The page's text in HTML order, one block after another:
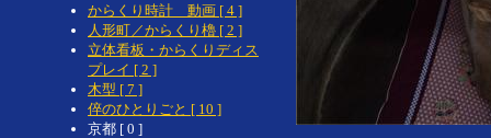
からくり時計 動画 [ 4 ]
人形町／からくり櫓 [ 2 ]
立体看板・からくりディス
プレイ [ 2 ]
木型 [ 7 ]
倅のひとりごと [ 10 ]
京都 [ 0 ]